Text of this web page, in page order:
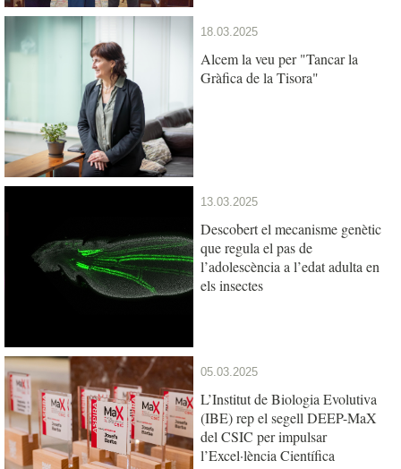
18.03.2025
Alcem la veu per "Tancar la
Gràfica de la Tisora"
13.03.2025
Descobert el mecanisme genètic
que regula el pas de
l’adolescència a l’edat adulta en
els insectes
05.03.2025
L’Institut de Biologia Evolutiva
(IBE) rep el segell DEEP-MaX
del CSIC per impulsar
l’Excel·lència Científica